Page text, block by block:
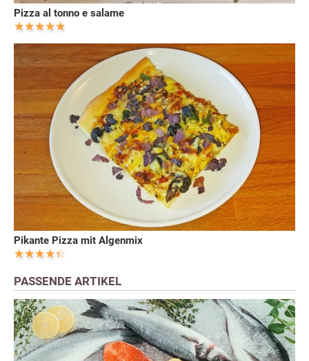
Pizza al tonno e salame
Pikante Pizza mit Algenmix
PASSENDE ARTIKEL